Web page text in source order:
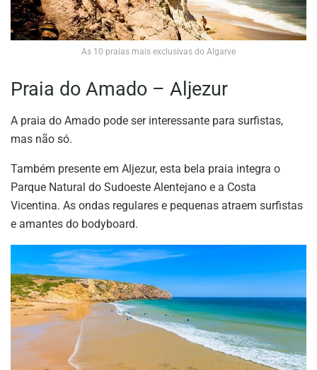
As 10 praias mais exclusivas do Algarve
Praia do Amado – Aljezur
A praia do Amado pode ser interessante para surfistas,
mas não só.
Também presente em Aljezur, esta bela praia integra o
Parque Natural do Sudoeste Alentejano e a Costa
Vicentina. As ondas regulares e pequenas atraem surfistas
e amantes do bodyboard.